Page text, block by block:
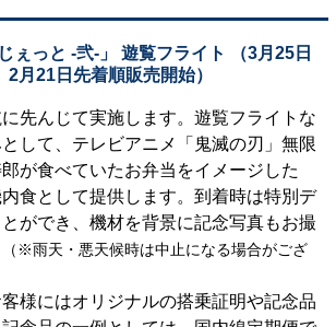
ぇっと -弐-」 遊覧フライト （3月25日
2月21日先着順販売開始）
先んじて実施します。遊覧フライトな
して、テレビアニメ「鬼滅の刃」無限
が食べていたお弁当をイメージした
内食として提供します。到着時は特別デ
ができ、機材を背景に記念写真もお撮
（※雨天・悪天候時は中止になる場合がござ
様にはオリジナルの搭乗証明や記念品